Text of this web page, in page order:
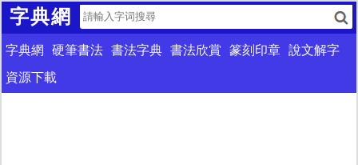
字典網
字典網 硬筆書法 書法字典 書法欣賞 篆刻印章 說文解字
資源下載